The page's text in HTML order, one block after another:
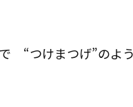
“つけまつげ”のよ